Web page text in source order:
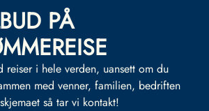
PÅ
i hele verden, uansett om du
med venner, familien, bedriften
så tar vi kontakt!